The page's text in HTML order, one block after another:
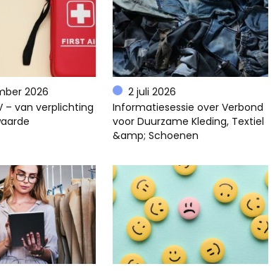
2026
– van verplichting
2 juli 2026
Informatiesessie over Verbond
voor Duurzame Kleding, Textiel
&amp; Schoenen